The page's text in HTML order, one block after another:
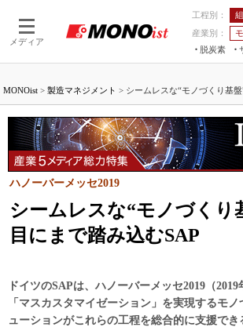
メディア
工程別：
産業別：
脱炭素
つながる工場
つながるサービス
AI×設備保全
Physical AI
MONOist > 製造マネジメント > シームレスな“モノづくり基盤
シームレスな“モノづくり
目にまで踏み込むSAP
ハノーバーメッセ2019
ドイツのSAPは、ハノーバーメッセ2019（
「マスカスタマイゼーション」を実現するモ
ューションがこれらの工程を総合的に支援で